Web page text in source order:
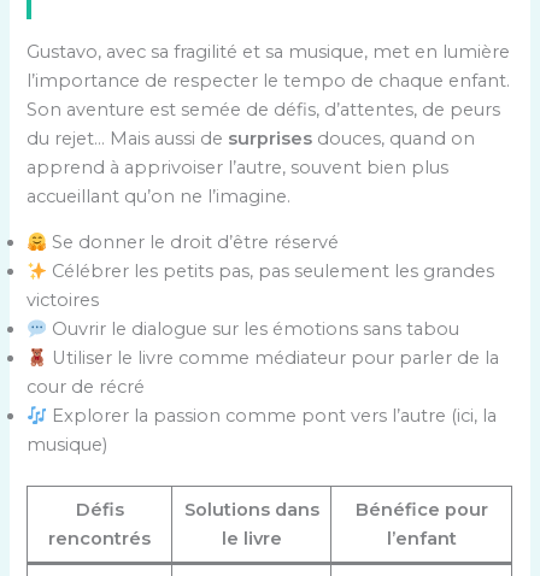
Gustavo, avec sa fragilité et sa musique, met en lumière
l’importance de respecter le tempo de chaque enfant.
Son aventure est semée de défis, d’attentes, de peurs
du rejet… Mais aussi de surprises douces, quand on
apprend à apprivoiser l’autre, souvent bien plus
accueillant qu’on ne l’imagine.
Se donner le droit d’être réservé
Célébrer les petits pas, pas seulement les grandes
victoires
Ouvrir le dialogue sur les émotions sans tabou
Utiliser le livre comme médiateur pour parler de la
cour de récré
Explorer la passion comme pont vers l’autre (ici, la
musique)
Défis
rencontrés
Solutions dans
le livre
Bénéfice pour
l’enfant